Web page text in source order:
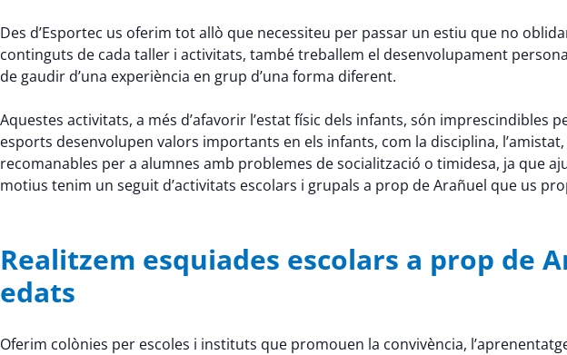
Des d’Esportec us oferim tot allò que necessiteu per passar un estiu que no
continguts de cada taller i activitats, també treballem el desenvolupament
de gaudir d’una experiència en grup d’una forma diferent.
Aquestes activitats, a més d’afavorir l’estat físic dels infants, són
esports desenvolupen valors importants en els infants, com la disciplina,
recomanables per a alumnes amb problemes de socialització o timidesa, ja que
motius tenim un seguit d’activitats escolars i grupals a prop de Arañuel que us
Realitzem esquiades escolars a prop de
edats
Oferim colònies per escoles i instituts que promouen la convivència,